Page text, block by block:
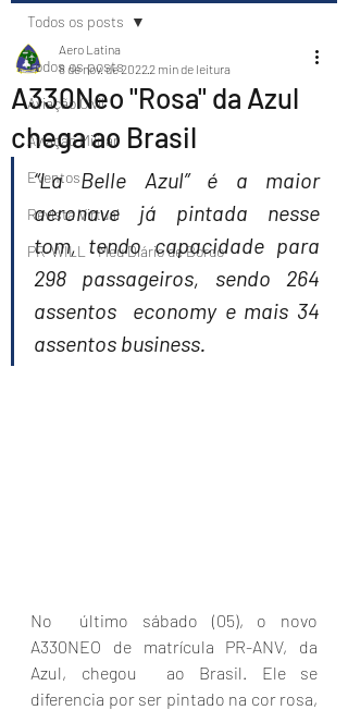
Todos os posts
Aviação Civil
Aviação Militar
Eventos
Revista Virtual
PR-WILL - Meu Diário de Bordo
Todos os posts
A330Neo "Rosa" da Azul
chega ao Brasil
Aero Latina
8 de nov. de 20222 min de leitura
“La Belle Azul” é a maior
aeronave já pintada nesse
tom, tendo capacidade para
298 passageiros, sendo 264
assentos  economy e mais 34
assentos business.
No  último sábado (05), o novo
A330NEO de matrícula PR-ANV, da
Azul, chegou  ao Brasil. Ele se
diferencia por ser pintado na cor rosa,